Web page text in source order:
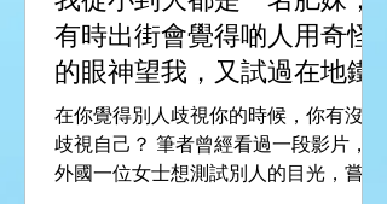
有時出街會覺得啲人用奇怪
的眼神望我，又試過在地鐵
裡一坐下來，旁邊的人就馬
上起身，為什麼人們常歧視
我們這些肥人？
在你覺得別人歧視你的時候，你有沒有
歧視自己？ 筆者曾經看過一段影片，是
外國一位女士想測試別人的目光，嘗試